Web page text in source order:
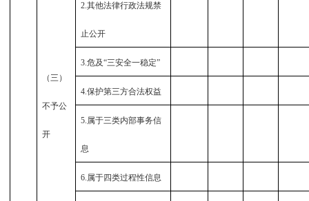
（三）
不予公
开
2.其他法律行政法规禁
止公开
3.危及“三安全一稳定”
4.保护第三方合法权益
5.属于三类内部事务信
息
6.属于四类过程性信息